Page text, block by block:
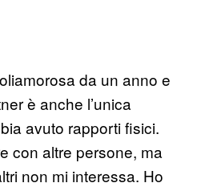
da un anno e
è anche l’unica
avuto rapporti fisici.
con altre persone, ma
non mi interessa. Ho